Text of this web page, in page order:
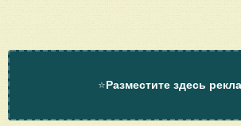
⭐Разместите здесь